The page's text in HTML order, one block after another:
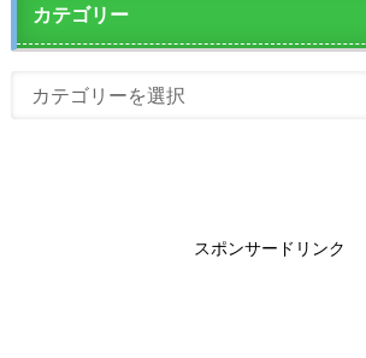
カテゴリー
スポンサードリンク